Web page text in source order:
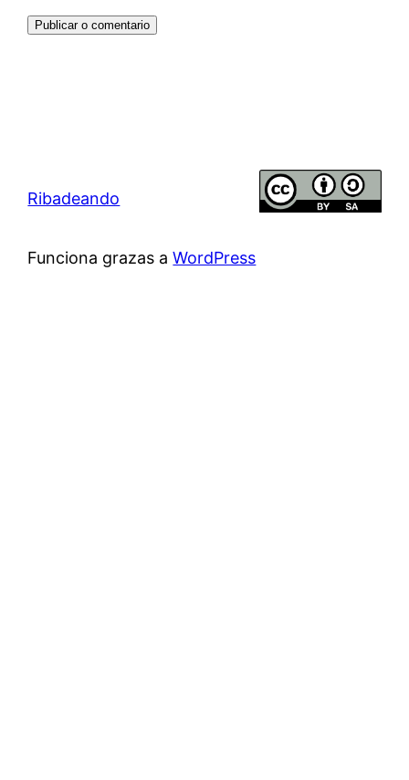
Ribadeando
Funciona grazas aWordPress